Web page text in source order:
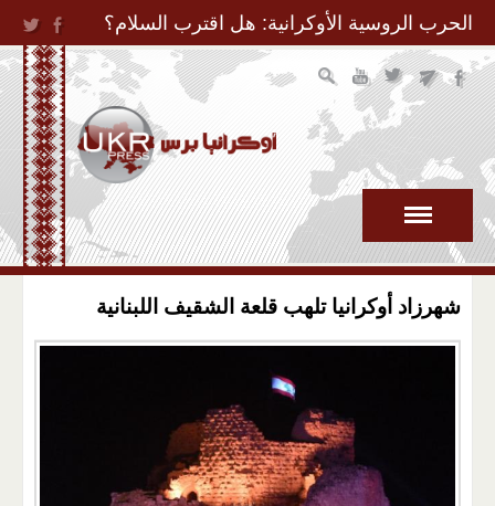
Jump to Navigation
الحرب الروسية الأوكرانية: هل اقترب السلام؟
شهرزاد أوكرانيا تلهب قلعة الشقيف اللبنانية